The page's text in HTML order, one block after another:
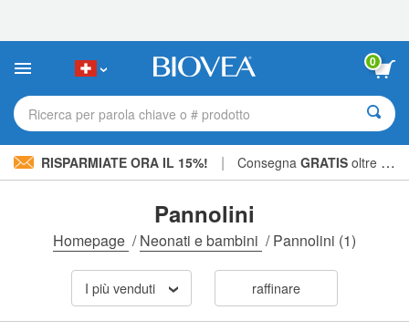
sito
include
sistema
0
Ricerca per parola chiave o # prodotto
RISPARMIATE ORA IL 15%! | Consegna GRATIS oltre CHF 56.00 »
Pannolini
Homepage /Neonati e bambini /Pannolini (1)
I più venduti raffinare